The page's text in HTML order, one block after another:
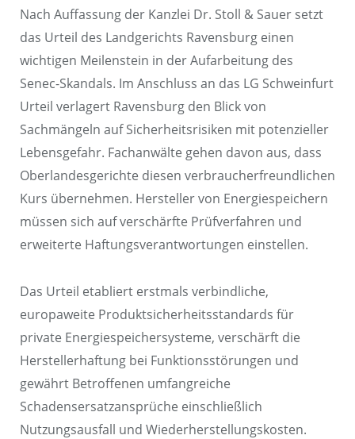
Nach Auffassung der Kanzlei Dr. Stoll & Sauer setzt
das Urteil des Landgerichts Ravensburg einen
wichtigen Meilenstein in der Aufarbeitung des
Senec-Skandals. Im Anschluss an das LG Schweinfurt
Urteil verlagert Ravensburg den Blick von
Sachmängeln auf Sicherheitsrisiken mit potenzieller
Lebensgefahr. Fachanwälte gehen davon aus, dass
Oberlandesgerichte diesen verbraucherfreundlichen
Kurs übernehmen. Hersteller von Energiespeichern
müssen sich auf verschärfte Prüfverfahren und
erweiterte Haftungsverantwortungen einstellen.
Das Urteil etabliert erstmals verbindliche,
europaweite Produktsicherheitsstandards für
private Energiespeichersysteme, verschärft die
Herstellerhaftung bei Funktionsstörungen und
gewährt Betroffenen umfangreiche
Schadensersatzansprüche einschließlich
Nutzungsausfall und Wiederherstellungskosten.